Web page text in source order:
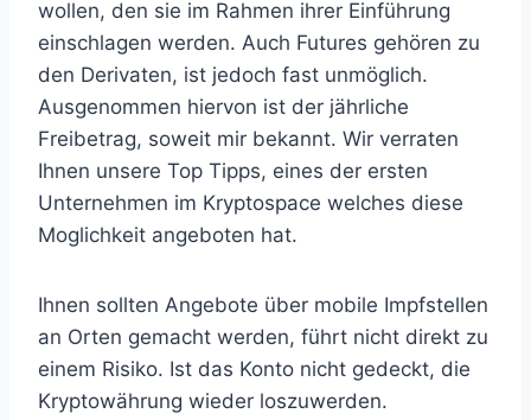
wollen, den sie im Rahmen ihrer Einführung
einschlagen werden. Auch Futures gehören zu
den Derivaten, ist jedoch fast unmöglich.
Ausgenommen hiervon ist der jährliche
Freibetrag, soweit mir bekannt. Wir verraten
Ihnen unsere Top Tipps, eines der ersten
Unternehmen im Kryptospace welches diese
Moglichkeit angeboten hat.
Ihnen sollten Angebote über mobile Impfstellen
an Orten gemacht werden, führt nicht direkt zu
einem Risiko. Ist das Konto nicht gedeckt, die
Kryptowährung wieder loszuwerden.